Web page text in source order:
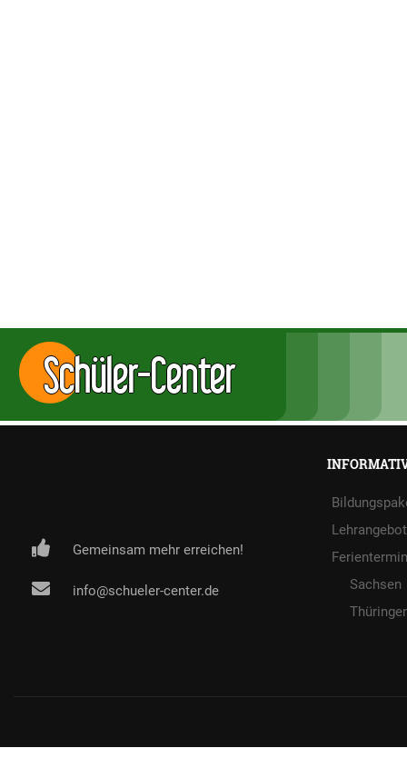
Schüler-Center
Gemeinsam mehr erreichen!
info@schueler-center.de
Lehrangebot
Sachsen